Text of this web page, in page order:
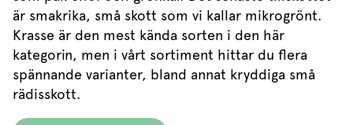
är smakrika, små skott som vi kallar mikrogrönt.
Krasse är den mest kända sorten i den här
kategorin, men i vårt sortiment hittar du flera
spännande varianter, bland annat kryddiga små
rädisskott.